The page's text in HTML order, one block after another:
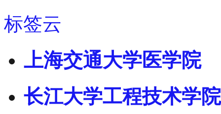
标签云
上海交通大学医学院
长江大学工程技术学院